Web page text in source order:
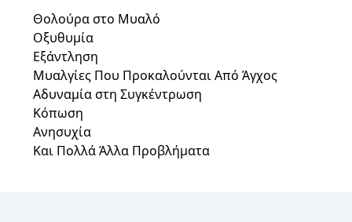
Θολούρα στο Μυαλό
Οξυθυμία
Εξάντληση
Μυαλγίες Που Προκαλούνται Από Άγχος
Αδυναμία στη Συγκέντρωση
Κόπωση
Ανησυχία
Και Πολλά Άλλα Προβλήματα